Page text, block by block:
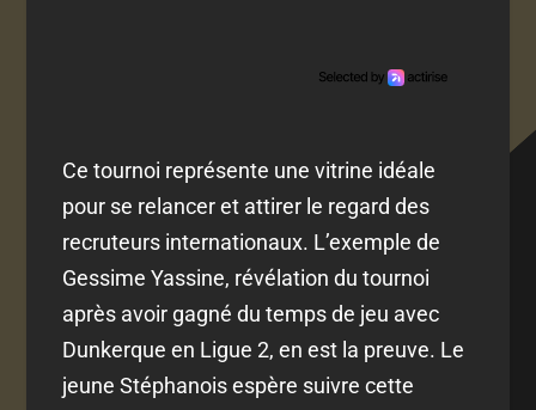
Ce tournoi représente une vitrine idéale
pour se relancer et attirer le regard des
recruteurs internationaux. L’exemple de
Gessime Yassine, révélation du tournoi
après avoir gagné du temps de jeu avec
Dunkerque en Ligue 2, en est la preuve. Le
jeune Stéphanois espère suivre cette